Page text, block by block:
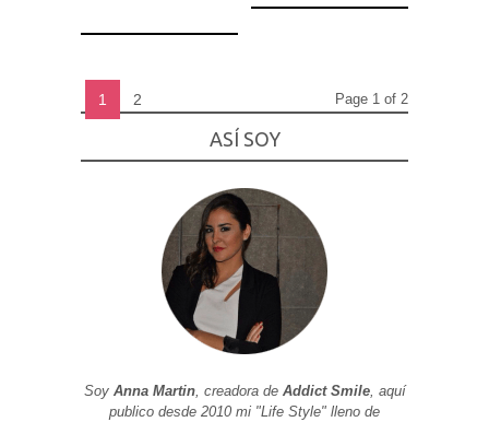
1 2 Page 1 of 2
ASÍ SOY
Soy Anna Martin, creadora de Addict Smile, aquí
publico desde 2010 mi "Life Style" lleno de